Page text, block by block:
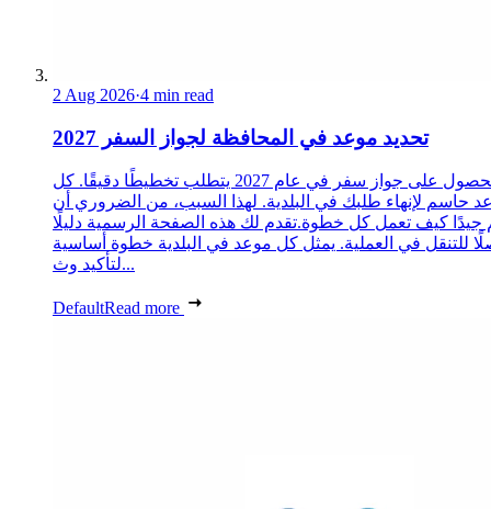
2 Aug 2026·4 min read
تحديد موعد في المحافظة لجواز السفر 2027
الحصول على جواز سفر في عام 2027 يتطلب تخطيطًا دقيقًا. كل
حاسم لإنهاء طلبك في البلدية. لهذا السبب، من الضروري أن
جيدًا كيف تعمل كل خطوة.تقدم لك هذه الصفحة الرسمية دليلًا
للتنقل في العملية. يمثل كل موعد في البلدية خطوة أساسية
لتأكيد وث...
DefaultRead more